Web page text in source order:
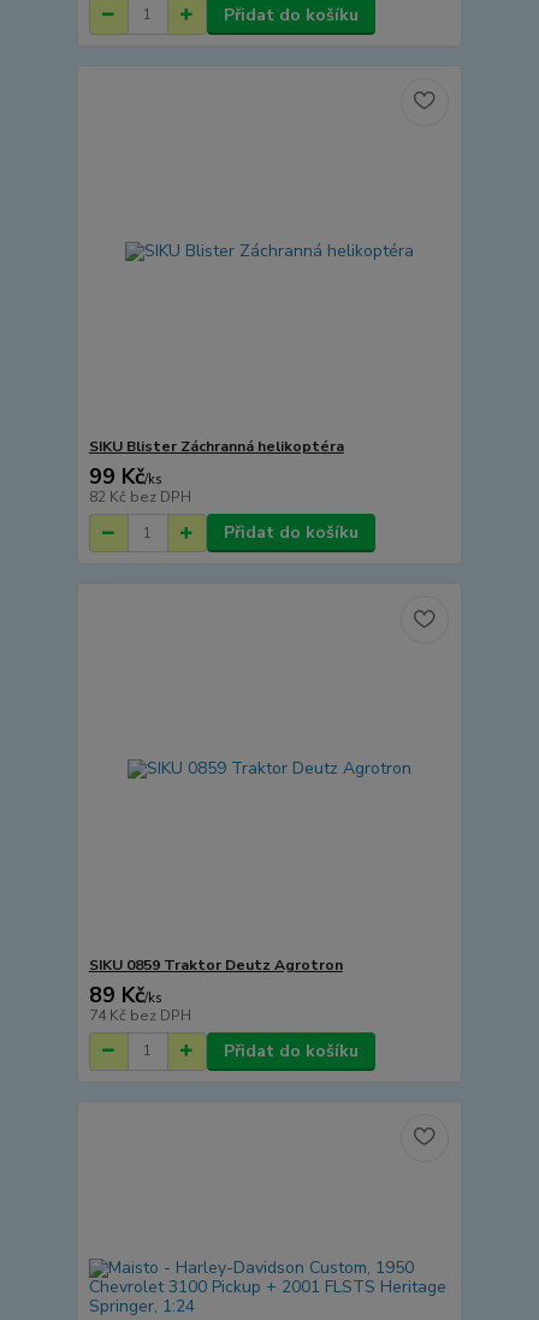
Přidat do košíku
SIKU Blister Záchranná helikoptéra
99 Kč/ks
82 Kč bez DPH
Přidat do košíku
SIKU 0859 Traktor Deutz Agrotron
89 Kč/ks
74 Kč bez DPH
Přidat do košíku